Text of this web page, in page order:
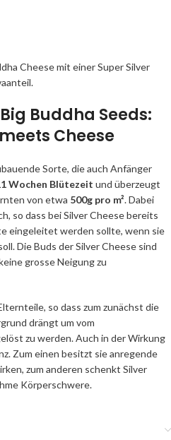
Cheese mit einer Super Silver
Buddha Seeds:
Cheese
Sorte, die auch Anfänger
Wochen Blütezeit und überzeugt
von etwa 500g pro m². Dabei
so dass bei Silver Cheese bereits
eingeleitet werden sollte, wenn sie
Die Buds der Silver Cheese sind
grosse Neigung zu
so dass zum zunächst die
drängt um vom
zu werden. Auch in der Wirkung
Zum einen besitzt sie anregende
zum anderen schenkt Silver
Körperschwere.